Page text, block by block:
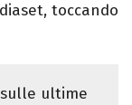
toccando
ultime